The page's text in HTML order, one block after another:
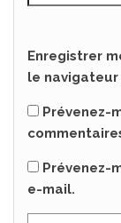
Enregistrer
le navigateur
Prévenez-
Prévenez-
e-mail.